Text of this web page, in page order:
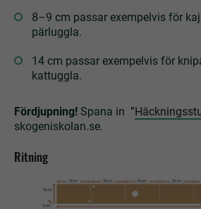
8–9 cm passar exempelvis för
pärluggla.
14 cm passar exempelvis för
kattuggla.
Fördjupning! Spana in ”
skogeniskolan.se.
Ritning